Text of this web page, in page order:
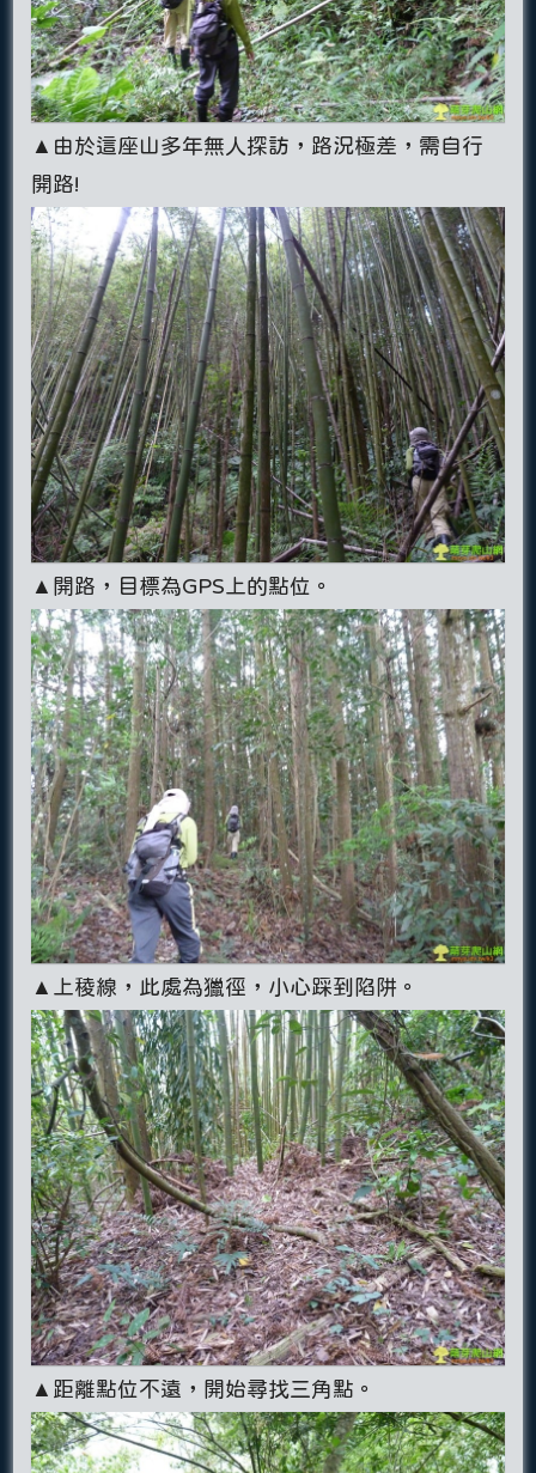
▲由於這座山多年無人探訪，路況極差，需自行
開路!
▲開路，目標為GPS上的點位。
▲上稜線，此處為獵徑，小心踩到陷阱。
▲距離點位不遠，開始尋找三角點。